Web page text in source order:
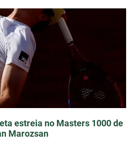
estreia no Masters 1000 de
Marozsan